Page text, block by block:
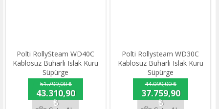
Polti RollySteam WD40C
Kablosuz Buharlı Islak Kuru
Süpürge
51.799,00 ₺
43.310,90
₺
Polti Rollysteam WD30C
Kablosuz Buharlı Islak Kuru
Süpürge
44.099,00 ₺
37.759,90
₺